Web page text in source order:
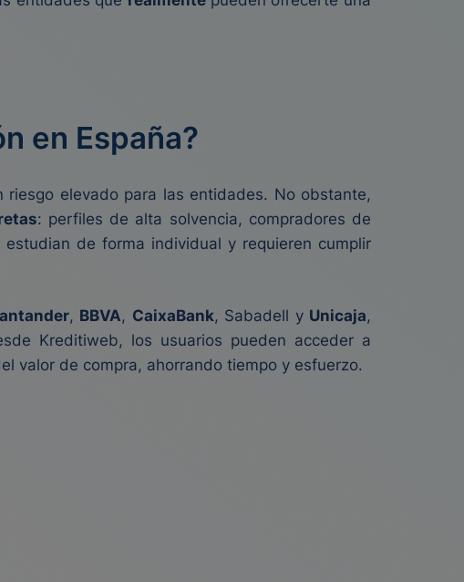
en España?
elevado para las entidades. No obstante,
: perfiles de alta solvencia, compradores de
de forma individual y requieren cumplir
, BBVA, CaixaBank, Sabadell y Unicaja,
Kreditiweb, los usuarios pueden acceder a
valor de compra, ahorrando tiempo y esfuerzo.